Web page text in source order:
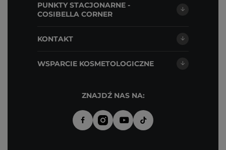
PUNKTY STACJONARNE -
COSIBELLA CORNER
KONTAKT
WSPARCIE KOSMETOLOGICZNE
ZNAJDŹ NAS NA: